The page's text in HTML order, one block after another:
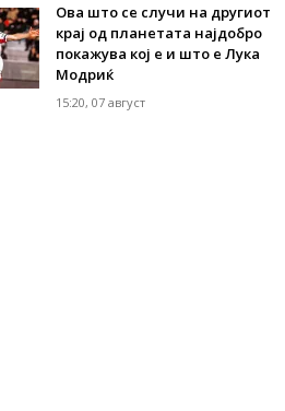
Ова што се случи на другиот
крај од планетата најдобро
покажува кој е и што е Лука
Модриќ
15:20, 07 август